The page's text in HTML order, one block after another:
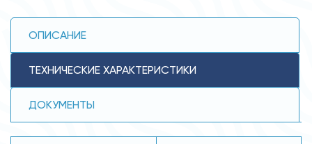
ОПИСАНИЕ
ТЕХНИЧЕСКИЕ ХАРАКТЕРИСТИКИ
ДОКУМЕНТЫ